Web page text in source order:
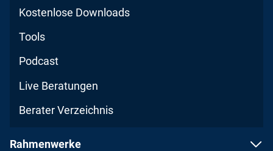
Kostenlose Downloads
Tools
Podcast
Live Beratungen
Berater Verzeichnis
Rahmenwerke